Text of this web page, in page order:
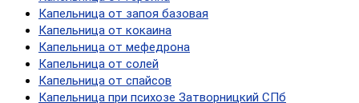
Капельница от запоя базовая
Капельница от кокаина
Капельница от мефедрона
Капельница от солей
Капельница от спайсов
Капельница при психозе Затворницкий СПб